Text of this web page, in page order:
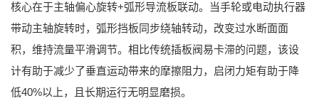
核心在于主轴偏心旋转+弧形导流板联动。当手轮或电动执行器
带动主轴旋转时，弧形挡板同步绕轴转动，改变过水断面面
积，维持流量平滑调节。相比传统插板阀易卡滞的问题，该设
计有助于减少了垂直运动带来的摩擦阻力， 启闭力矩有助于降
低40%以上，且长期运行无明显磨损。